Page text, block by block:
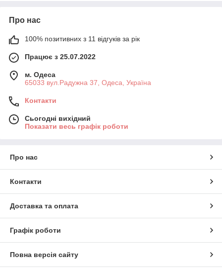
Про нас
100% позитивних з 11 відгуків за рік
Працює з 25.07.2022
м. Одеса
65033 вул.Радужна 37, Одеса, Україна
Контакти
Сьогодні вихідний
Показати весь графік роботи
Про нас
Контакти
Доставка та оплата
Графік роботи
Повна версія сайту